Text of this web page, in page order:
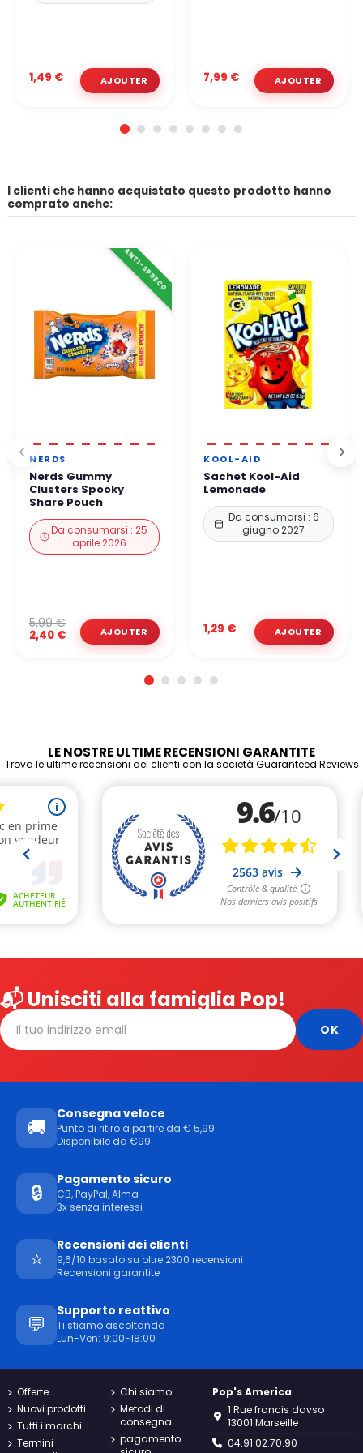
1,49 € 7,99 €
I clienti che hanno acquistato questo prodotto hanno
comprato anche:
ANTI-SPRECO
NERDS
Nerds Gummy
Clusters Spooky
Share Pouch
Da consumarsi : 25
aprile 2026
2,40 €
5,99 €
KOOL-AID
Sachet Kool-Aid
Lemonade
Da consumarsi : 6
giugno 2027
1,29 €
LE NOSTRE ULTIME RECENSIONI GARANTITE
Trova le ultime recensioni dei clienti con la società Guaranteed Reviews
📬 Unisciti alla famiglia Pop!
🚚
Consegna veloce
Punto di ritiro a partire da € 5,99
Disponibile da €99
🔒
Pagamento sicuro
CB, PayPal, Alma
3x senza interessi
⭐
Recensioni dei clienti
9,6/10 basato su oltre 2300 recensioni
Recensioni garantite
💬
Supporto reattivo
Ti stiamo ascoltando
Lun-Ven: 9:00-18:00
Offerte
Nuovi prodotti
Tutti i marchi
Termini
Chi siamo
Metodi di
consegna
pagamento
Pop's America
1 Rue francis davso
13001 Marseille
04.91.02.70.90